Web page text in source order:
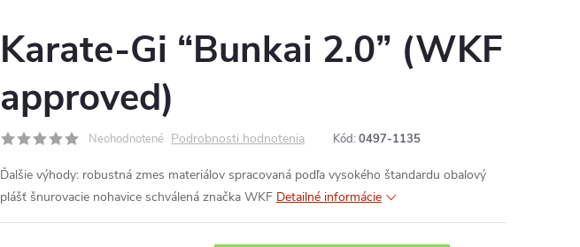
Karate-Gi “Bunkai 2.0” (WKF
approved)
Neohodnotené Podrobnosti hodnotenia Kód: 0497-1135
Ďalšie výhody: robustná zmes materiálov spracovaná podľa vysokého štandardu obalový
plášť šnurovacie nohavice schválená značka WKF Detailné informácie